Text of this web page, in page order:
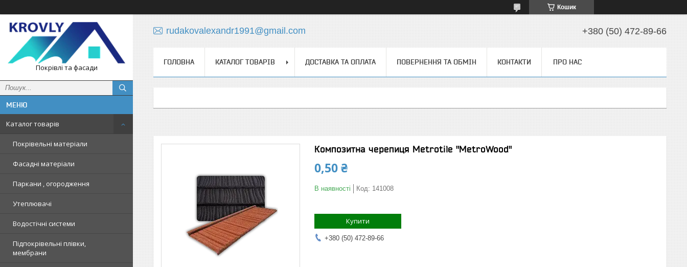
Кошик
Покрівлі та фасади
Каталог товарів
Покрівельні матеріали
Фасадні матеріали
Паркани , огородження
Утеплювачі
Водостічні системи
Підпокрівельні плівки,
мембрани
rudakovalexandr1991@gmail.com +380 (50) 472-89-66
ГОЛОВНА КАТАЛОГ ТОВАРІВ ДОСТАВКА ТА ОПЛАТА ПОВЕРНЕННЯ ТА ОБМІН КОНТАКТИ ПРО НАС
Композитна черепиця Metrotile "MetroWood"
0,50 ₴
В наявності Код: 141008
Купити
+380 (50) 472-89-66